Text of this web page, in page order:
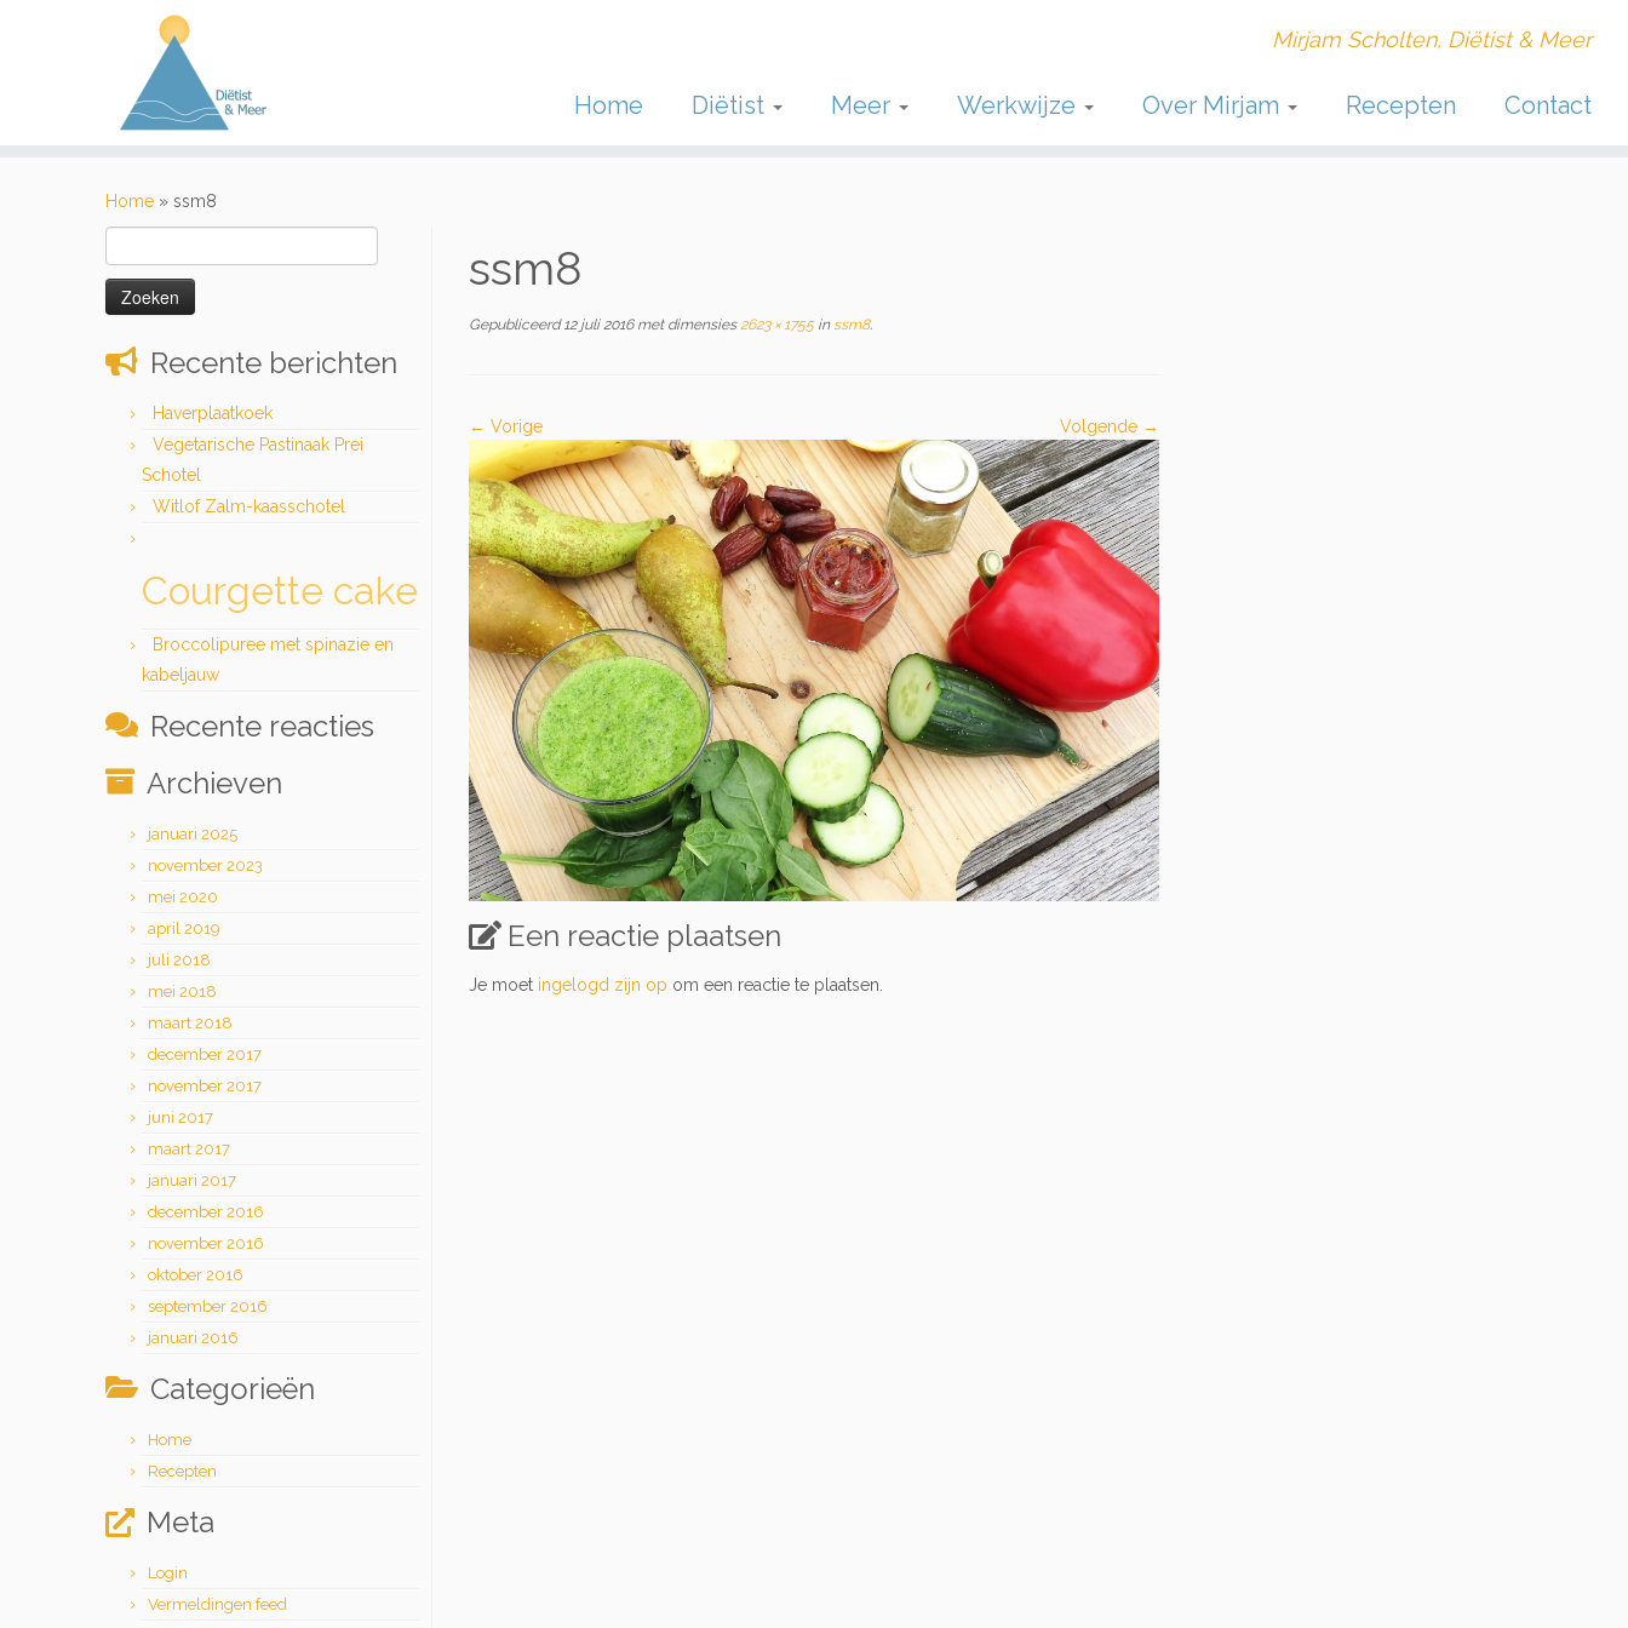
Mirjam Scholten, Diëtist & Meer
Home Diëtist Meer Werkwijze Over Mirjam Recepten Contact
Home » ssm8
naar:
Recente berichten
Haverplaatkoek
Vegetarische Pastinaak Prei
Schotel
Witlof Zalm-kaasschotel
Courgette cake
Broccolipuree met spinazie en
kabeljauw
Recente reacties
Archieven
januari 2025
november 2023
mei 2020
april 2019
juli 2018
mei 2018
maart 2018
december 2017
november 2017
juni 2017
maart 2017
januari 2017
december 2016
november 2016
oktober 2016
september 2016
januari 2016
Categorieën
Home
Recepten
Meta
Login
Vermeldingen feed
ssm8
Gepubliceerd 12 juli 2016met dimensies2623 × 1755inssm8.
← Vorige Volgende →
Een reactie plaatsen
Je moet ingelogd zijn op om een reactie te plaatsen.